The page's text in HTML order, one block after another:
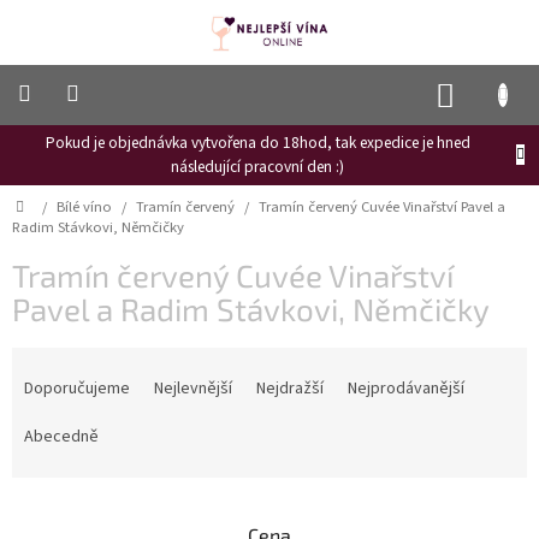
Pokud je objednávka vytvořena do 18hod, tak expedice je hned
následující pracovní den :)
Frizzante
Růžové
víno
Hroznový
mošt
Naši
Vinné
Domů
/ Bílé víno / Tramín červený / Tramín červený Cuvée Vinařství Pavel a
Radim Stávkovi, Němčičky
Tramín červený Cuvée Vinařství
Pavel a Radim Stávkovi, Němčičky
Doporučujeme Nejlevnější Nejdražší
Nejprodávanější
Abecedně